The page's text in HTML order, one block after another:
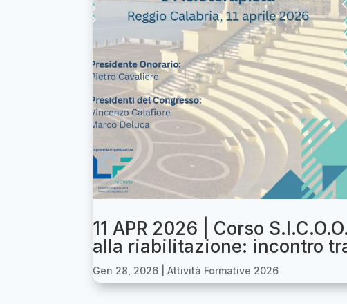
11 APR 2026 | Corso
alla riabilitazione: incontro
Gen 28, 2026 |Attività Formative 2026